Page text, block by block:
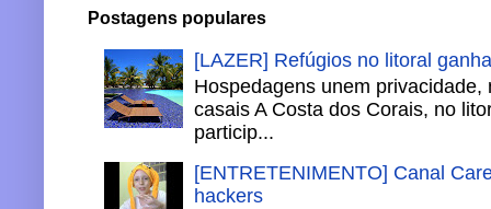
Postagens populares
[LAZER] Refúgios no litoral
Hospedagens unem
casais A Costa dos Corais, no
particip...
[ENTRETENIMENTO] Canal
hackers